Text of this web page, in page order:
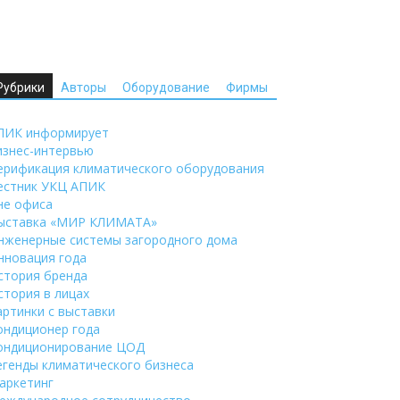
Авторы Оборудование Фирмы
информирует
интервью
климатического оборудования
УКЦ АПИК
офиса
«МИР КЛИМАТА»
системы загородного дома
года
бренда
в лицах
с выставки
года
ЦОД
климатического бизнеса